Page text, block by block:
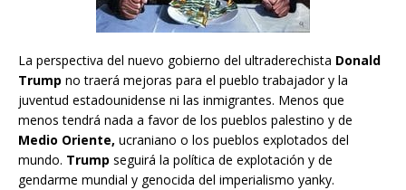
La perspectiva del nuevo gobierno del ultraderechista Donald
Trump no traerá mejoras para el pueblo trabajador y la
juventud estadounidense ni las inmigrantes. Menos que
menos tendrá nada a favor de los pueblos palestino y de
Medio Oriente, ucraniano o los pueblos explotados del
mundo. Trump seguirá la política de explotación y de
gendarme mundial y genocida del imperialismo yanky.